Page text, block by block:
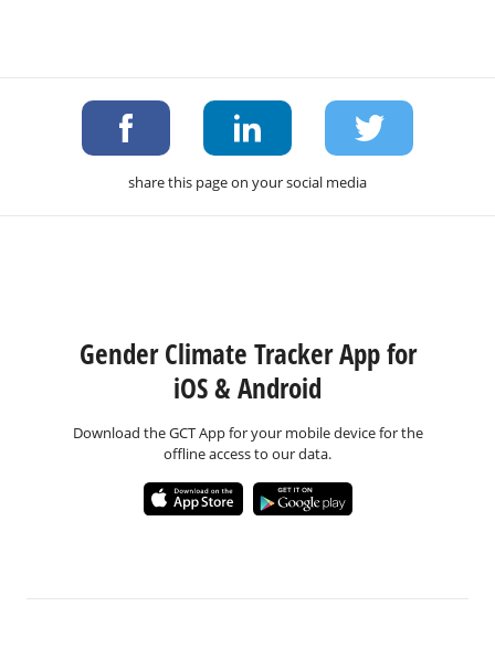
share this page on your social media
Gender Climate Tracker App for
iOS & Android
Download the GCT App for your mobile device for the
offline access to our data.